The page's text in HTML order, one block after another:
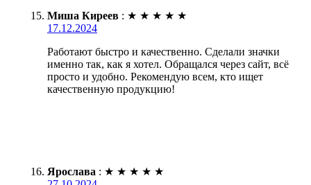
Миша Киреев : ★ ★ ★ ★ ★
17.12.2024
Работают быстро и качественно. Сделали значки
именно так, как я хотел. Обращался через сайт, всё
просто и удобно. Рекомендую всем, кто ищет
качественную продукцию!
Ярослава : ★ ★ ★ ★ ★